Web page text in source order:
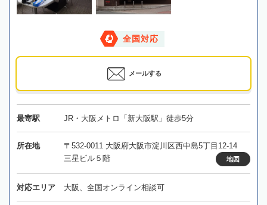
全国対応
メールする
最寄駅 JR・大阪メトロ「新大阪駅」徒歩5分
所在地
〒532-0011 大阪府大阪市淀川区西中島5丁目12-14
三星ビル５階
地図
対応エリア 大阪、全国オンライン相談可